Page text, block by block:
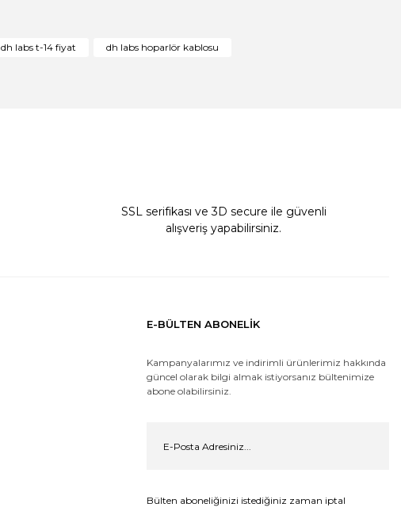
dh labs t-14 fiyat
dh labs hoparlör kablosu
SSL serifikası ve 3D secure ile güvenli
alışveriş yapabilirsiniz.
E-BÜLTEN ABONELİK
Kampanyalarımız ve indirimli ürünlerimiz hakkında
güncel olarak bilgi almak istiyorsanız bültenimize
abone olabilirsiniz.
Bülten aboneliğinizi istediğiniz zaman iptal